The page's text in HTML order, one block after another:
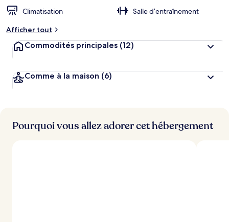
n
é
v
Climatisation
Salle d’entraînement
Afficher tout
Commodités principales (12)
Comme à la maison (6)
Pourquoi vous allez adorer cet hébergement